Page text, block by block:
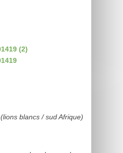
blancs / sud Afrique)